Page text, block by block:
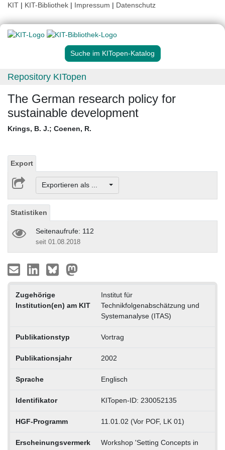
KIT | KIT-Bibliothek | Impressum | Datenschutz
Suche im KITopen-Katalog
Repository KITopen
The German research policy for
sustainable development
Krings, B. J.; Coenen, R.
Export
Exportieren als ...
Statistiken
Seitenaufrufe: 112
seit 01.08.2018
Zugehörige
Institution(en) am KIT
Institut für
Technikfolgenabschätzung und
Systemanalyse (ITAS)
Publikationstyp Vortrag
Publikationsjahr 2002
Sprache Englisch
Identifikator KITopen-ID: 230052135
HGF-Programm 11.01.02 (Vor POF, LK 01)
Erscheinungsvermerk
Workshop 'Setting Concepts in